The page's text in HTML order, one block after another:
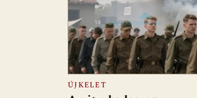
ÚJKELET